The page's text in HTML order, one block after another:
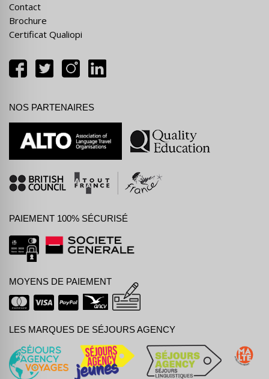
Contact
Brochure
Certificat Qualiopi
NOS PARTENAIRES
PAIEMENT 100% SÉCURISÉ
MOYENS DE PAIEMENT
LES MARQUES DE SÉJOURS AGENCY